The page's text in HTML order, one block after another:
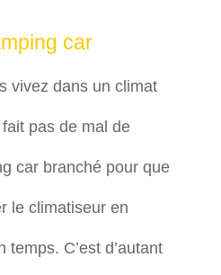
car
vivez dans un climat
pas de mal de
car branché pour que
le climatiseur en
C’est d’autant